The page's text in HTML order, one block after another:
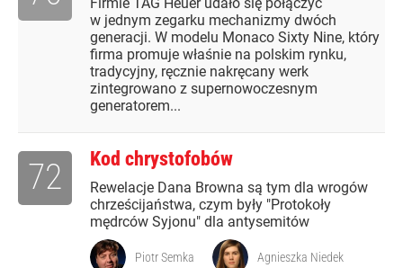
w jednym zegarku mechanizmy dwóch
generacji. W modelu Monaco Sixty Nine, który
firma promuje właśnie na polskim rynku,
tradycyjny, ręcznie nakręcany werk
zintegrowano z supernowoczesnym
generatorem...
Kod chrystofobów
Rewelacje Dana Browna są tym dla wrogów
chrześcijaństwa, czym były "Protokoły
mędrców Syjonu" dla antysemitów
72
Piotr Semka Agnieszka Niedek